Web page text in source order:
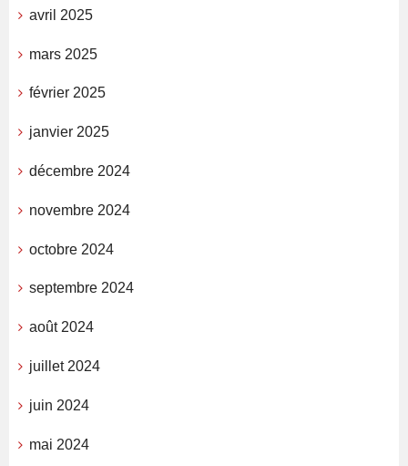
avril 2025
mars 2025
février 2025
janvier 2025
décembre 2024
novembre 2024
octobre 2024
septembre 2024
août 2024
juillet 2024
juin 2024
mai 2024